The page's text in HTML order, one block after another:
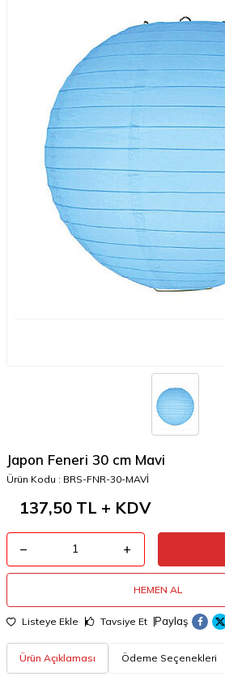
Japon Feneri 30 cm Mavi
Ürün Kodu : BRS-FNR-30-MAVİ
137,50 TL + KDV
HEMEN AL
Listeye Ekle Tavsiye Et Paylaş
Ürün Açıklaması Ödeme Seçenekleri